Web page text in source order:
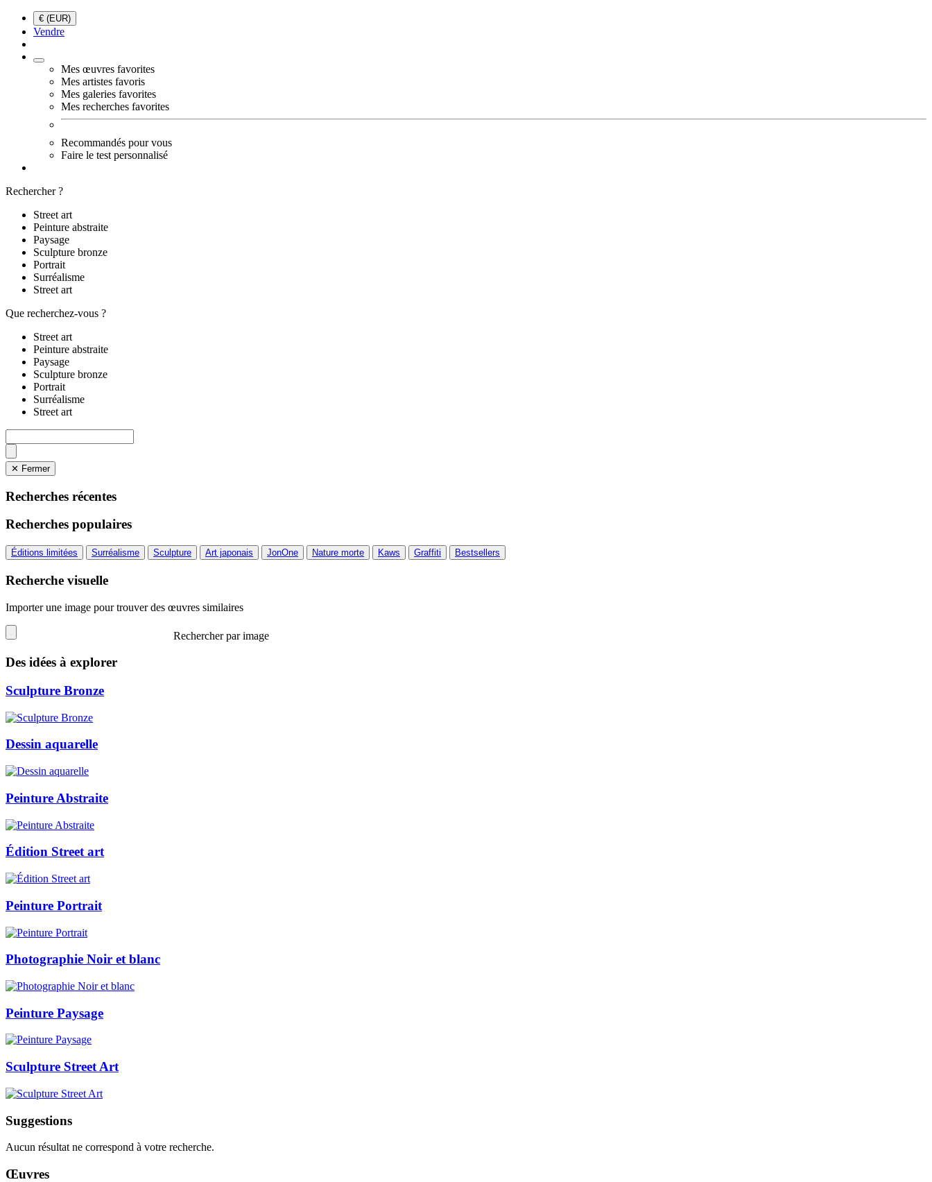
€ (EUR)
Vendre
Mes œuvres favorites
Mes artistes favoris
Mes galeries favorites
Mes recherches favorites
Recommandés pour vous
Faire le test personnalisé
Rechercher ?
Street art
Peinture abstraite
Paysage
Sculpture bronze
Portrait
Surréalisme
Street art
Que recherchez-vous ?
Street art
Peinture abstraite
Paysage
Sculpture bronze
Portrait
Surréalisme
Street art
✕ Fermer
Recherches récentes
Recherches populaires
Éditions limitées Surréalisme Sculpture Art japonais JonOne Nature morte Kaws Graffiti Bestsellers
Recherche visuelle
Importer une image pour trouver des œuvres similaires
Rechercher par image
Des idées à explorer
Sculpture Bronze
Dessin aquarelle
Peinture Abstraite
Édition Street art
Peinture Portrait
Photographie Noir et blanc
Peinture Paysage
Sculpture Street Art
Suggestions
Aucun résultat ne correspond à votre recherche.
Œuvres